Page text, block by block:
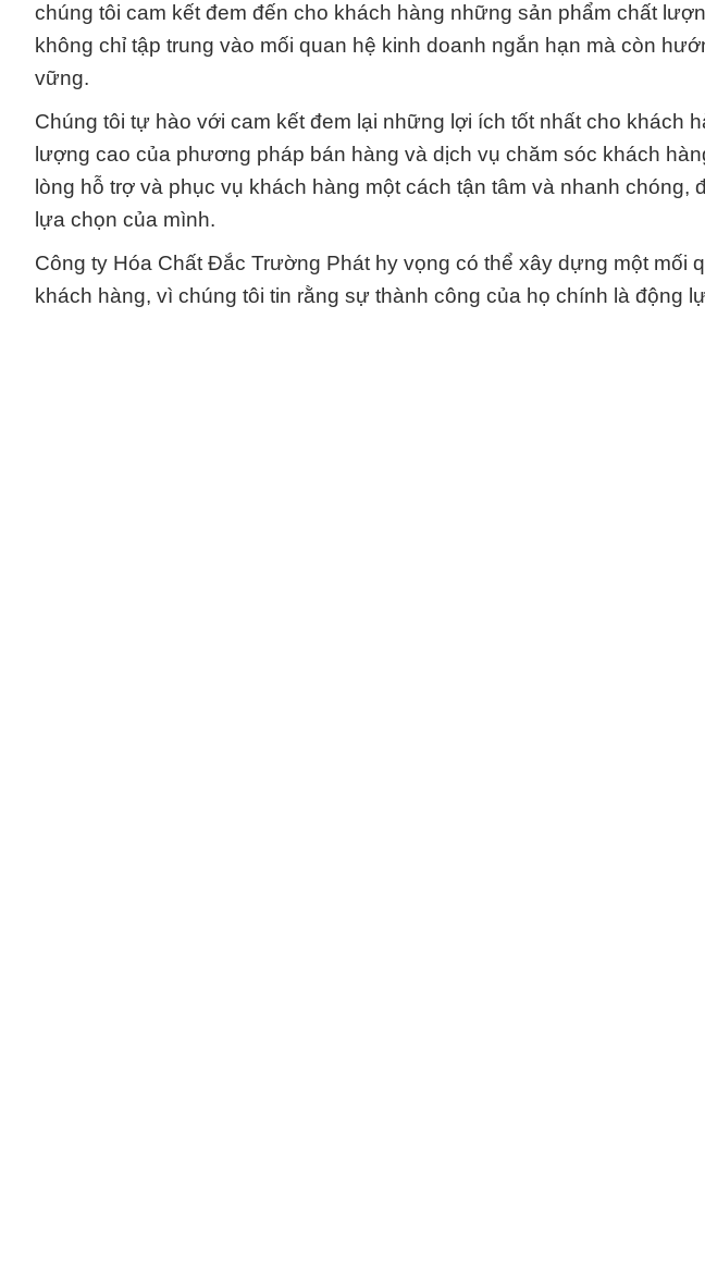
chúng tôi cam kết đem đến cho khách hàng những sản phẩm chất
không chỉ tập trung vào mối quan hệ kinh doanh ngắn hạn mà còn
vững.
Chúng tôi tự hào với cam kết đem lại những lợi ích tốt nhất cho khách
lượng cao của phương pháp bán hàng và dịch vụ chăm sóc khách
lòng hỗ trợ và phục vụ khách hàng một cách tận tâm và nhanh chóng,
lựa chọn của mình.
Công ty Hóa Chất Đắc Trường Phát hy vọng có thể xây dựng một mối
khách hàng, vì chúng tôi tin rằng sự thành công của họ chính là động